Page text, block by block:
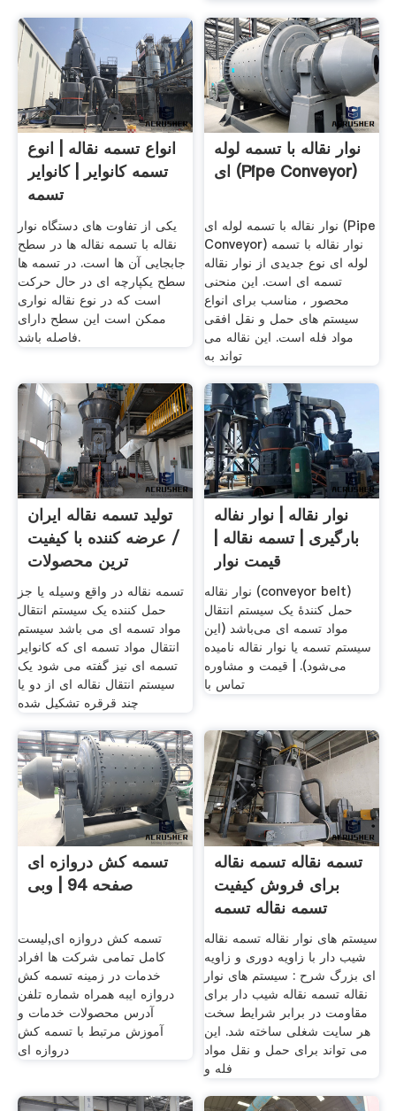
انواع تسمه نقاله | انوع
تسمه کانوایر | کانوایر
تسمه
یکی از تفاوت های دستگاه نوار
نقاله با تسمه نقاله ها در سطح
جابجایی آن ها است. در تسمه ها
سطح یکپارچه ای در حال حرکت
است که در نوع نقاله نواری
ممکن است این سطح دارای
فاصله باشد.
نوار نقاله با تسمه لوله
ای (Pipe Conveyor)
نوار نقاله با تسمه لوله ای (Pipe
Conveyor) نوار نقاله با تسمه
لوله ای نوع جدیدی از نوار نقاله
تسمه ای است. این منحنی
محصور ، مناسب برای انواع
سیستم های حمل و نقل افقی
مواد فله است. این نقاله می
تواند به
تولید تسمه نقاله ایران
/ عرضه کننده با کیفیت
ترین محصولات
تسمه نقاله در واقع وسیله یا جز
حمل کننده یک سیستم انتقال
مواد تسمه ای می باشد سیستم
انتقال مواد تسمه ای که کانوایر
تسمه ای نیز گفته می شود یک
سیستم انتقال نقاله ای از دو یا
چند قرقره تشکیل شده
نوار نقاله | نوار نفاله
بارگیری | تسمه نقاله |
قیمت نوار
نوار نقاله (conveyor belt)
حمل کنندهٔ یک سیستم انتقال
مواد تسمه ای می‌باشد (این
سیستم تسمه یا نوار نقاله نامیده
می‌شود). | قیمت و مشاوره
تماس با
تسمه کش دروازه ای
صفحه 94 | وبی
تسمه کش دروازه ای,لیست
کامل تمامی شرکت ها افراد
خدمات در زمینه تسمه کش
دروازه ایبه همراه شماره تلفن
آدرس محصولات خدمات و
آموزش مرتبط با تسمه کش
دروازه ای
تسمه نقاله تسمه نقاله
برای فروش کیفیت
تسمه نقاله تسمه
سیستم های نوار نقاله تسمه نقاله
شیب دار با زاویه دوری و زاویه
ای بزرگ شرح : سیستم های نوار
نقاله تسمه نقاله شیب دار برای
مقاومت در برابر شرایط سخت
هر سایت شغلی ساخته شد. این
می تواند برای حمل و نقل مواد
فله و